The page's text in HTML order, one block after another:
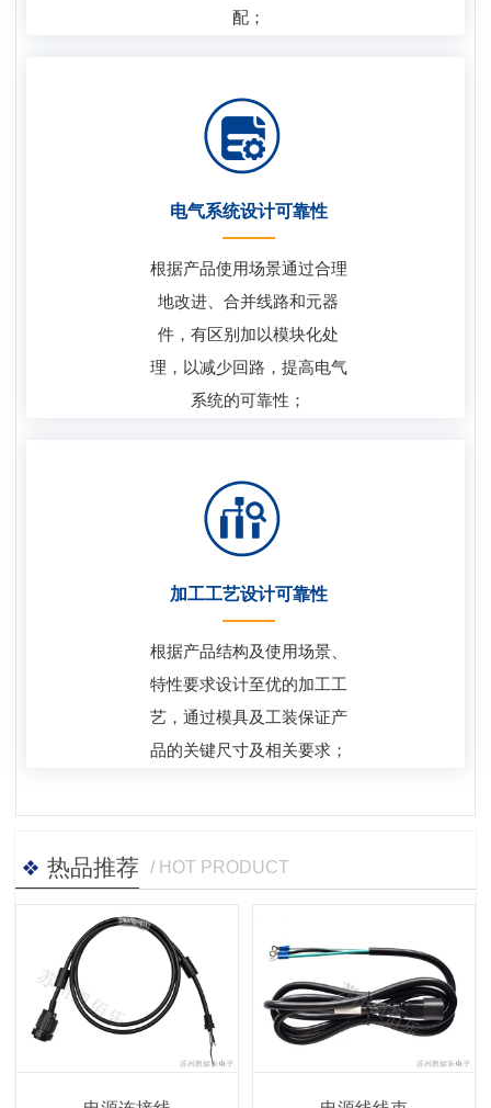
配；
电气系统设计可靠性
根据产品使用场景通过合理
地改进、合并线路和元器
件，有区别加以模块化处
理，以减少回路，提高电气
系统的可靠性；
加工工艺设计可靠性
根据产品结构及使用场景、
特性要求设计至优的加工工
艺，通过模具及工装保证产
品的关键尺寸及相关要求；
热品推荐 / HOT PRODUCT